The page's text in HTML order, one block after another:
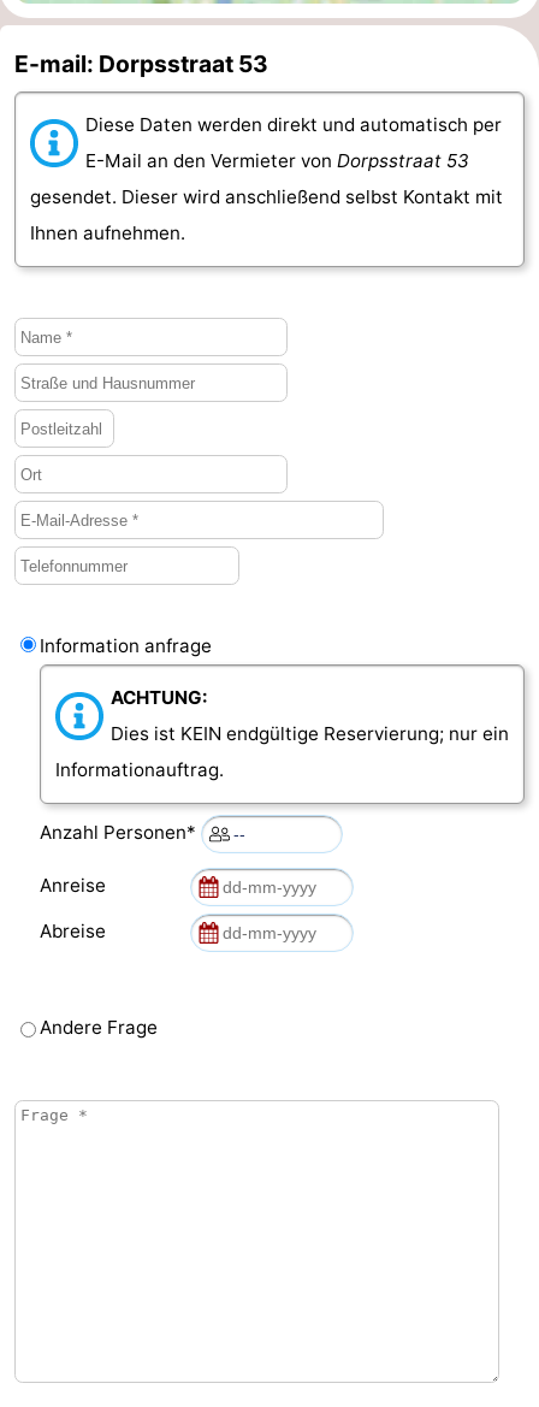
bos
Vlissingen
-
Middelburg
Zeeuws-
Vlaanderen
Nieuwvliet
-
Sluis
-
Cadzand
-
Natur
Het
Zwin
Wetter
Kontakt
E-mail: Dorpsstraat 53
Diese Daten werden direkt und automatisch per
E-Mail an den Vermieter von Dorpsstraat 53
gesendet. Dieser wird anschließend selbst Kontakt mit
Ihnen aufnehmen.
Information anfrage
ACHTUNG:
Dies ist KEIN endgültige Reservierung; nur ein
Informationauftrag.
Anzahl Personen*
Anreise
Abreise
Andere Frage